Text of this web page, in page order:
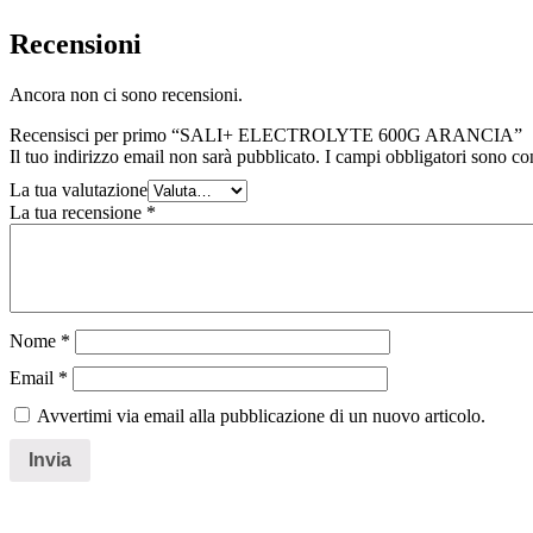
Recensioni
Ancora non ci sono recensioni.
Recensisci per primo “SALI+ ELECTROLYTE 600G ARANCIA”
Il tuo indirizzo email non sarà pubblicato. I campi obbligatori sono
La tua valutazione
La tua recensione *
Nome *
Email *
Avvertimi via email alla pubblicazione di un nuovo articolo.